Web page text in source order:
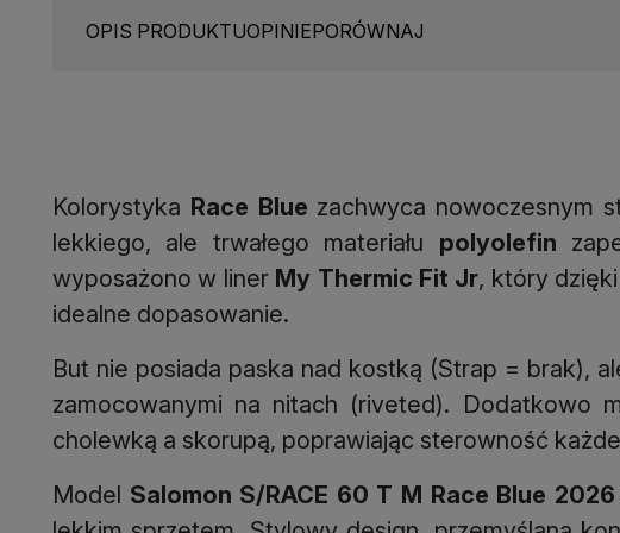
OPIS PRODUKTUOPINIEPORÓWNAJ
Kolorystyka Race Blue zachwyca nowoczesnym
lekkiego, ale trwałego materiału polyolefin
wyposażono w liner My Thermic Fit Jr, który
idealne dopasowanie.
But nie posiada paska nad kostką (Strap = brak),
zamocowanymi na nitach (riveted). Dodatkowo
cholewką a skorupą, poprawiając sterowność
Model Salomon S/RACE 60 T M Race Blue 2026